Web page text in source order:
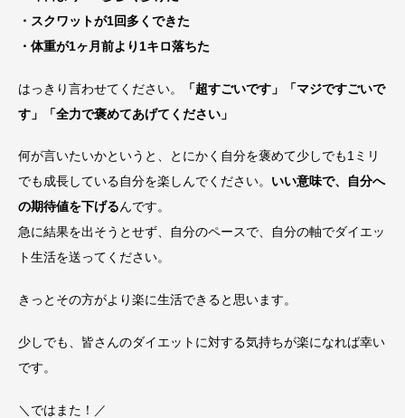
・スクワットが1回多くできた
・体重が1ヶ月前より1キロ落ちた
はっきり言わせてください。
「超すごいです」「マジですごいで
す」「全力で褒めてあげてください」
何が言いたいかというと、とにかく自分を褒めて少しでも1ミリ
でも成長している自分を楽しんでください。 いい意味で、自分へ
の期待値を下げるんです。
急に結果を出そうとせず、自分のペースで、自分の軸でダイエッ
ト生活を送ってください。
きっとその方がより楽に生活できると思います。
少しでも、皆さんのダイエットに対する気持ちが楽になれば幸い
です。
＼ではまた！／